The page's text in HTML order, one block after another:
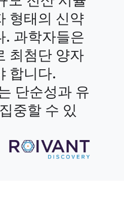
형태의 신약
. 과학자들은
최첨단 양자
합니다.
단순성과 유
중할 수 있